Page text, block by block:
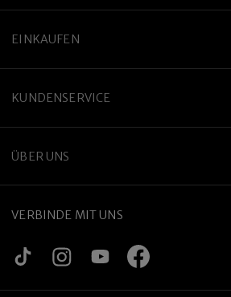
EINKAUFEN
KUNDENSERVICE
ÜBER UNS
VERBINDE MIT UNS